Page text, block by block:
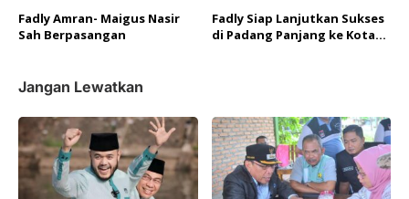
Padang
Fadly Amran- Maigus Nasir
Sah Berpasangan
Fadly Siap Lanjutkan Sukses
di Padang Panjang ke Kota
Jangan Lewatkan